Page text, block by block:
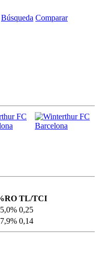
Búsqueda Comparar
FC
TL/TCI
0,25
0,14